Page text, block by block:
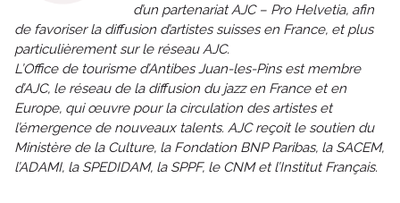
d’un partenariat AJC – Pro Helvetia, afin
de favoriser la diffusion d’artistes suisses en France, et plus
particulièrement sur le réseau AJC.
L’Office de tourisme d’Antibes Juan-les-Pins est membre
d’AJC, le réseau de la diffusion du jazz en France et en
Europe, qui œuvre pour la circulation des artistes et
l’émergence de nouveaux talents. AJC reçoit le soutien du
Ministère de la Culture, la Fondation BNP Paribas, la SACEM,
l’ADAMI, la SPEDIDAM, la SPPF, le CNM et l’Institut Français.